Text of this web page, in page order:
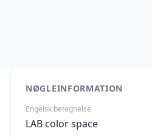
NØGLEINFORMATION
Engelsk betegnelse
LAB color space